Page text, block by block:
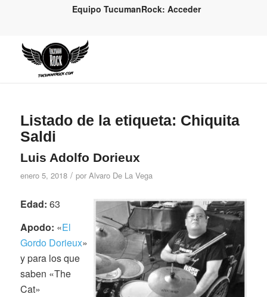
Equipo TucumanRock: Acceder
Listado de la etiqueta: Chiquita
Saldi
Luis Adolfo Dorieux
enero 5, 2018 / por Alvaro De La Vega
Edad: 63
Apodo: «El
Gordo Dorieux»
y para los que
saben «The
Cat»